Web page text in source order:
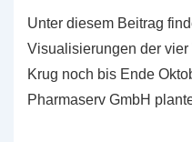
Unter diesem Beitrag
Visualisierungen der
Krug noch bis Ende
Pharmaserv GmbH